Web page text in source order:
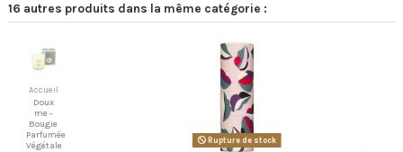
16 autres produits dans la même catégorie :
Accueil
Doux
me -
Bougie
Parfumée
Végétale
Rupture de stock